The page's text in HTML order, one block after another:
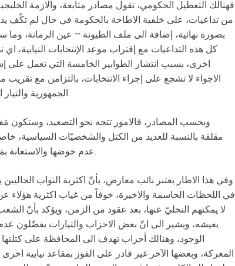
فهنالك التعطيل الحكومي، تقول مصادر متابعة، والازمة
من تداعيات، على خلفية الاطاحة بالحكومة في حال لم تكّف
بصورة نهائية، إضافة الى ملف الطيونة – عين الرمانة،
كل هذه التداعيات مع إقتراب موعد الإنتخابات
اخرى، بسبب انتشار الطوابير الخامسة التي تعمل على
الجمهورية والتيار الوطني الحر، الذي يتحضّر رئيسه للطعن به كقانون.
وبحسب المصادر، فالامور تتجه نحو التصعيد، وستكون
مقلقة بالنسبة للعديد من الكتل والشخصيّات السياسية،
عدم خوضها والاستعانة بمَخرج ، كي لا يكون معظمهم خارج الندوة البرلمانية.
وفي هذا الاطار يعتبر نائب معارض، بأنّ اكثرية النواب
في اللحظات الحاسمة والاخيرة، خوفاً من غياب اكثرية هؤلاء
لا يمكنهم التخليّ عنها، بعد عقود من الزمن، ويؤكد بأنّ
يعيشه، ويشير الى انّ بعض الاحزاب والتيارات يفضّلون
الوجود، وهنالك أحزاب تهدف الى المحافظة على
المعركة، وبعضها الآخر غير قادر على الفوز بمقاعد نيابية